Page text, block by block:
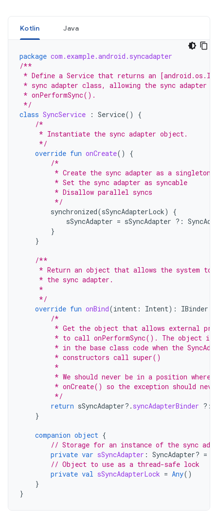
Kotlin Java
package com.example.android.syncadapter
/**
* Define a Service that returns an
* sync adapter class, allowing the sync adapter
* onPerformSync().
*/
class SyncService : Service()
{
/*
     * Instantiate the sync adapter object.
     */
override fun onCreate()
{
/*
         * Create the sync adapter as a singleton.
         * Set the sync adapter as syncable
         * Disallow parallel syncs
         */
synchronized(sSyncAdapterLock)
{
sSyncAdapter = sSyncAdapter ?:
}
}
/**
* Return an object that allows the system to
     * the sync adapter.
     *
     */
override fun onBind(intent : Intent): IBinder
/*
* Get the object that allows external
* to call onPerformSync(). The object is
* in the base class code when the
         * constructors call super()
         *
* We should never be in a position where
* onCreate() so the exception should
         */
return sSyncAdapter?. syncAdapterBinder ?:
}
companion object {
// Storage for an instance of the sync
private var sSyncAdapter : SyncAdapter? =
// Object to use as a thread-safe lock
private val sSyncAdapterLock = Any()
}
}